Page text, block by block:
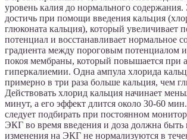
уровень калия до нормального
достичь при помощи введения кальция
глюконата кальция), который увеличивает
потенциал и восстанавливает нормальное
градиента между пороговым потенциалом
покоя мембраны, который повышается при
гиперкалиемии. Одна ампула хлорида
примерно в три раза больше кальция, чем
Действовать хлорид кальция начинает
минут, а его эффект длится около 30-60
следует подбирать при постоянном
ЭКГ во время введения и доза должна быть
изменения на ЭКГ не нормализуются в